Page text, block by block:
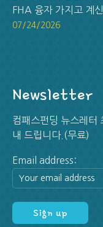
FHA 융자 가지고 계
07/24/2026
Newsletter
컴패스펀딩 뉴스레터
내 드립니다.(무료)
Email address: